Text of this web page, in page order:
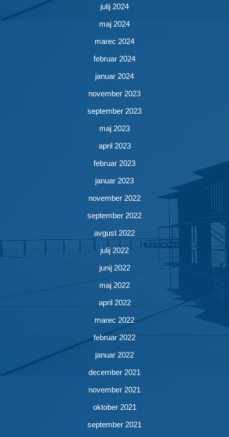
julij 2024
maj 2024
marec 2024
februar 2024
januar 2024
november 2023
september 2023
maj 2023
april 2023
februar 2023
januar 2023
november 2022
september 2022
avgust 2022
julij 2022
junij 2022
maj 2022
april 2022
marec 2022
februar 2022
januar 2022
december 2021
november 2021
oktober 2021
september 2021